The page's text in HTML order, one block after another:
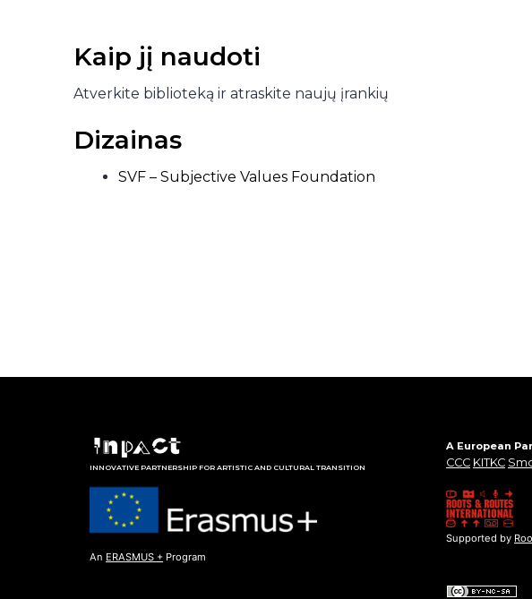
Kaip jį naudoti
Atverkite biblioteką ir atraskite naujų įrankių
Dizainas
SVF – Subjective Values Foundation
INNOVATIVE PARTNERSHIP FOR ARTISTIC AND CULTURAL TRANSITION
An ERASMUS + Program
A European
CCC KITKC
Supported by